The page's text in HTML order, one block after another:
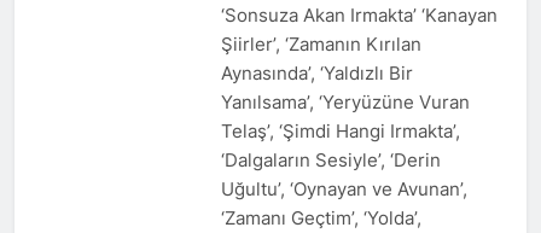
‘Sonsuza Akan Irmakta’ ‘Kanayan
Şiirler’, ‘Zamanın Kırılan
Aynasında’, ‘Yaldızlı Bir
Yanılsama’, ‘Yeryüzüne Vuran
Telaş’, ‘Şimdi Hangi Irmakta’,
‘Dalgaların Sesiyle’, ‘Derin
Uğultu’, ‘Oynayan ve Avunan’,
‘Zamanı Geçtim’, ‘Yolda’,